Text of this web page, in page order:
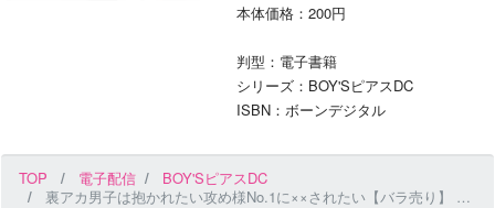
本体価格：200円
判型：電子書籍
シリーズ：BOY'SピアスDC
ISBN：ボーンデジタル
TOP 電子配信
BOY'SピアスDC
裏アカ男子は抱かれたい攻め様No.1に××されたい【バラ売り】 第7話